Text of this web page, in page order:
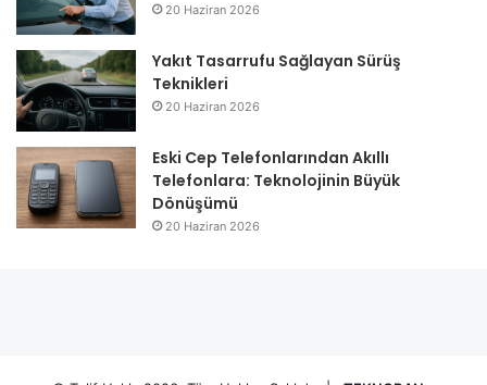
20 Haziran 2026
Yakıt Tasarrufu Sağlayan Sürüş
Teknikleri
20 Haziran 2026
Eski Cep Telefonlarından Akıllı
Telefonlara: Teknolojinin Büyük
Dönüşümü
20 Haziran 2026